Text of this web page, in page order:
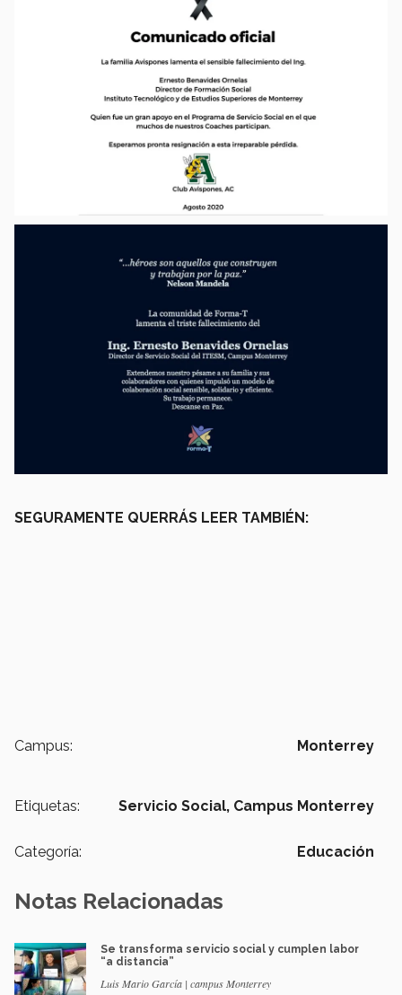
SEGURAMENTE QUERRÁS LEER TAMBIÉN:
Campus: Monterrey
Etiquetas: Servicio Social, Campus Monterrey
Categoría: Educación
Notas Relacionadas
Se transforma servicio social y cumplen labor
“a distancia”
Luis Mario García | campus Monterrey